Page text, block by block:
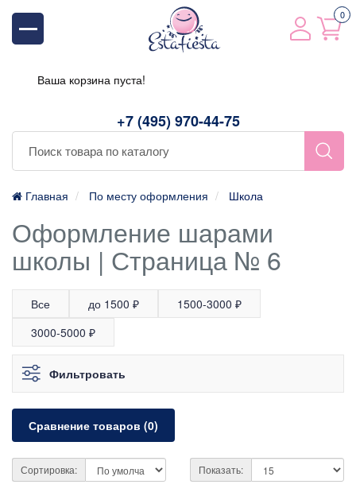
+7 (495) 970-44-75
0
Ваша корзина пуста!
Главная По месту оформления Школа
Оформление шарами
школы | Страница № 6
Все до 1500 ₽
1500-3000 ₽
3000-5000 ₽
Фильтровать
Сравнение товаров (0)
Сортировка: Показать: